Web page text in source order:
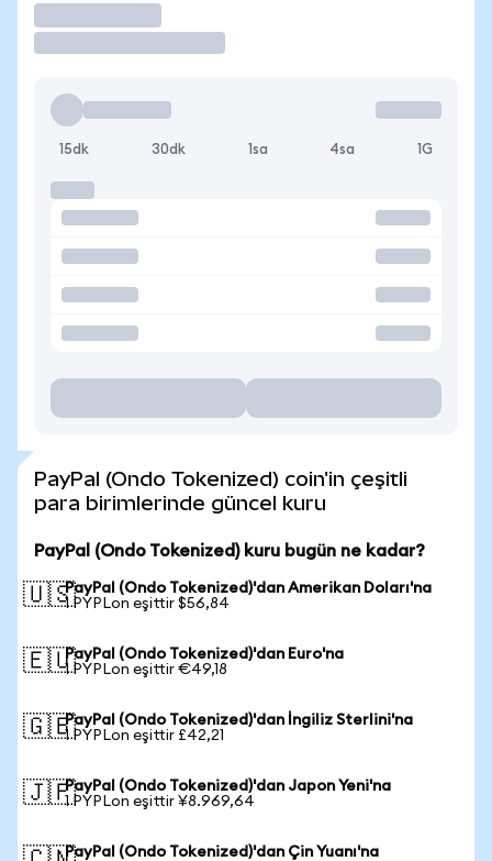
15dk 30dk 1sa 4sa 1G
PayPal (Ondo Tokenized) coin'in çeşitli
para birimlerinde güncel kuru
PayPal (Ondo Tokenized) kuru bugün ne kadar?
🇺🇸PayPal (Ondo Tokenized)'dan Amerikan Doları'na
1 PYPLon eşittir $56,84
🇪🇺PayPal (Ondo Tokenized)'dan Euro'na
1 PYPLon eşittir €49,18
🇬🇧PayPal (Ondo Tokenized)'dan İngiliz Sterlini'na
1 PYPLon eşittir £42,21
🇯🇵PayPal (Ondo Tokenized)'dan Japon Yeni'na
1 PYPLon eşittir ¥8.969,64
PayPal (Ondo Tokenized)'dan Çin Yuanı'na